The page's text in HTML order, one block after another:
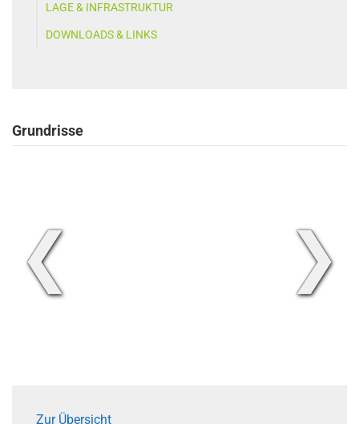
LAGE & INFRASTRUKTUR
DOWNLOADS & LINKS
Grundrisse
❮ ❯
Zur Übersicht